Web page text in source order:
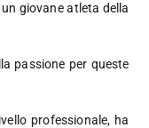
giovane atleta della
passione per queste
professionale, ha